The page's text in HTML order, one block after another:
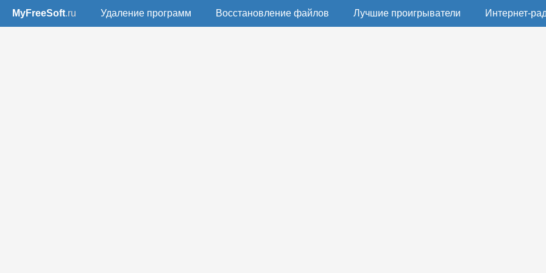
MyFreeSoft.ru Удаление программ Восстановление файлов Лучшие проигрыватели Интернет-